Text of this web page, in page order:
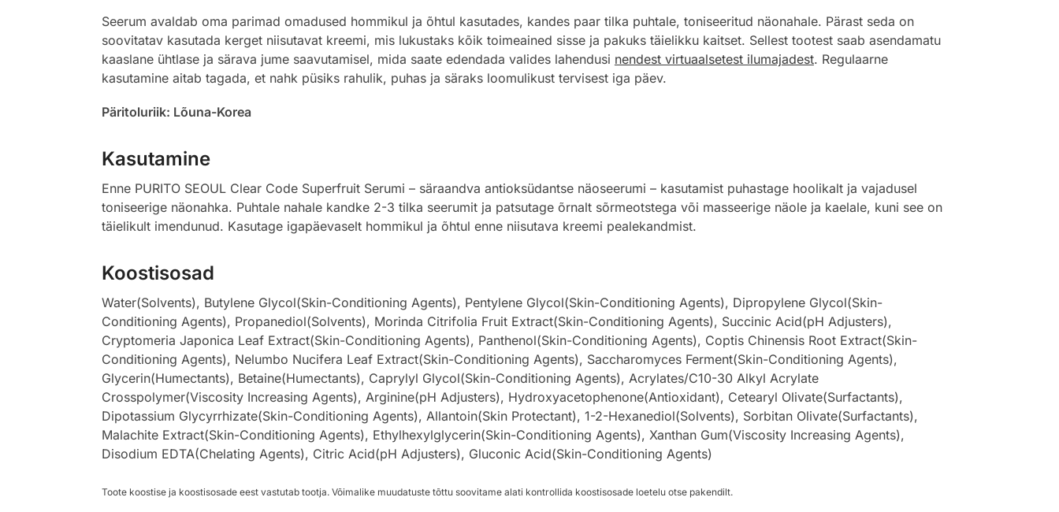
Seerum avaldab oma parimad omadused hommikul ja õhtul kasutades, kandes paar tilka puhtale, toniseeritud näonahale. Pärast seda on
soovitatav kasutada kerget niisutavat kreemi, mis lukustaks kõik toimeained sisse ja pakuks täielikku kaitset. Sellest tootest saab asendamatu
kaaslane ühtlase ja särava jume saavutamisel, mida saate edendada valides lahendusi nendest virtuaalsetest ilumajadest. Regulaarne
kasutamine aitab tagada, et nahk püsiks rahulik, puhas ja säraks loomulikust tervisest iga päev.
Päritoluriik: Lõuna-Korea
Kasutamine
Enne PURITO SEOUL Clear Code Superfruit Serumi – säraandva antioksüdantse näoseerumi – kasutamist puhastage hoolikalt ja vajadusel
toniseerige näonahka. Puhtale nahale kandke 2-3 tilka seerumit ja patsutage õrnalt sõrmeotstega või masseerige näole ja kaelale, kuni see on
täielikult imendunud. Kasutage igapäevaselt hommikul ja õhtul enne niisutava kreemi pealekandmist.
Koostisosad
Water(Solvents), Butylene Glycol(Skin-Conditioning Agents), Pentylene Glycol(Skin-Conditioning Agents), Dipropylene Glycol(Skin-
Conditioning Agents), Propanediol(Solvents), Morinda Citrifolia Fruit Extract(Skin-Conditioning Agents), Succinic Acid(pH Adjusters),
Cryptomeria Japonica Leaf Extract(Skin-Conditioning Agents), Panthenol(Skin-Conditioning Agents), Coptis Chinensis Root Extract(Skin-
Conditioning Agents), Nelumbo Nucifera Leaf Extract(Skin-Conditioning Agents), Saccharomyces Ferment(Skin-Conditioning Agents),
Glycerin(Humectants), Betaine(Humectants), Caprylyl Glycol(Skin-Conditioning Agents), Acrylates/C10-30 Alkyl Acrylate
Crosspolymer(Viscosity Increasing Agents), Arginine(pH Adjusters), Hydroxyacetophenone(Antioxidant), Cetearyl Olivate(Surfactants),
Dipotassium Glycyrrhizate(Skin-Conditioning Agents), Allantoin(Skin Protectant), 1-2-Hexanediol(Solvents), Sorbitan Olivate(Surfactants),
Malachite Extract(Skin-Conditioning Agents), Ethylhexylglycerin(Skin-Conditioning Agents), Xanthan Gum(Viscosity Increasing Agents),
Disodium EDTA(Chelating Agents), Citric Acid(pH Adjusters), Gluconic Acid(Skin-Conditioning Agents)
Toote koostise ja koostisosade eest vastutab tootja. Võimalike muudatuste tõttu soovitame alati kontrollida koostisosade loetelu otse pakendilt.